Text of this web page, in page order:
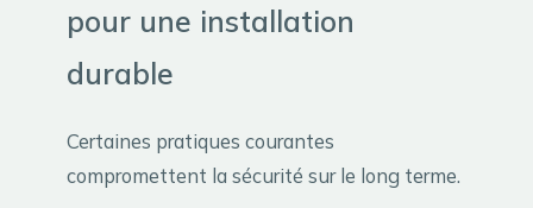
pour une installation
durable
Certaines pratiques courantes
compromettent la sécurité sur le long terme.